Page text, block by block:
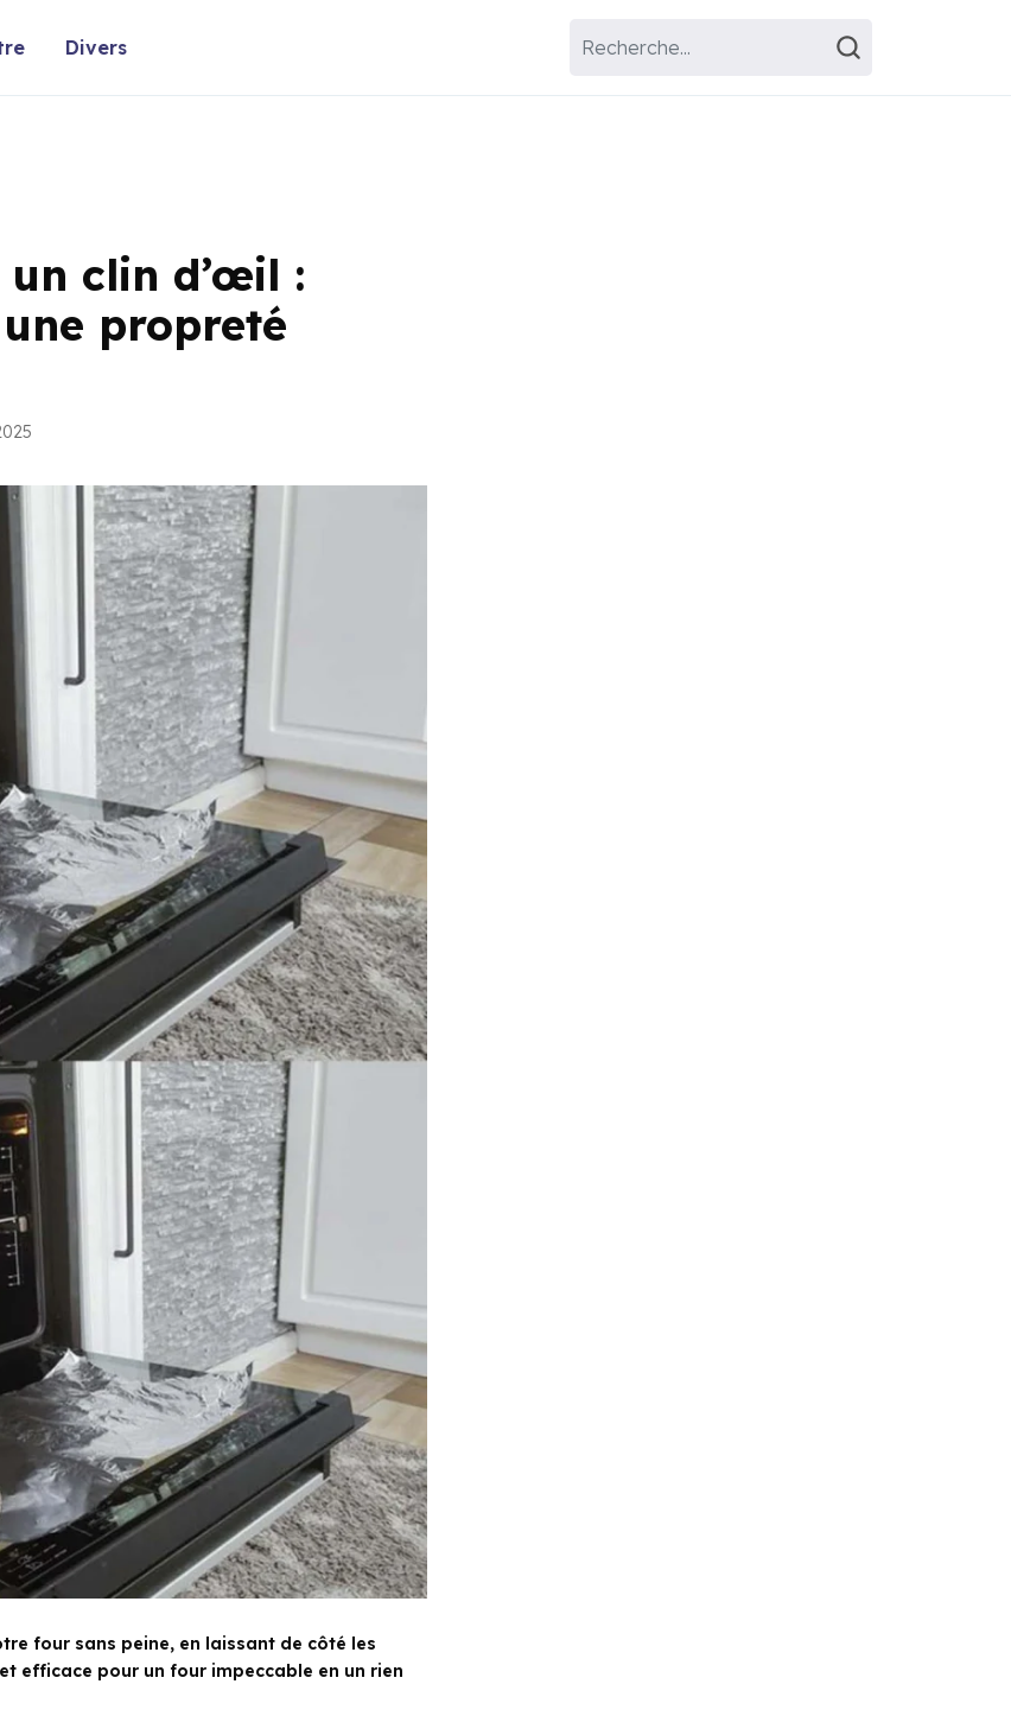
Divers
clin d’œil :
propreté
four sans peine, en laissant de côté les
efficace pour un four impeccable en un rien